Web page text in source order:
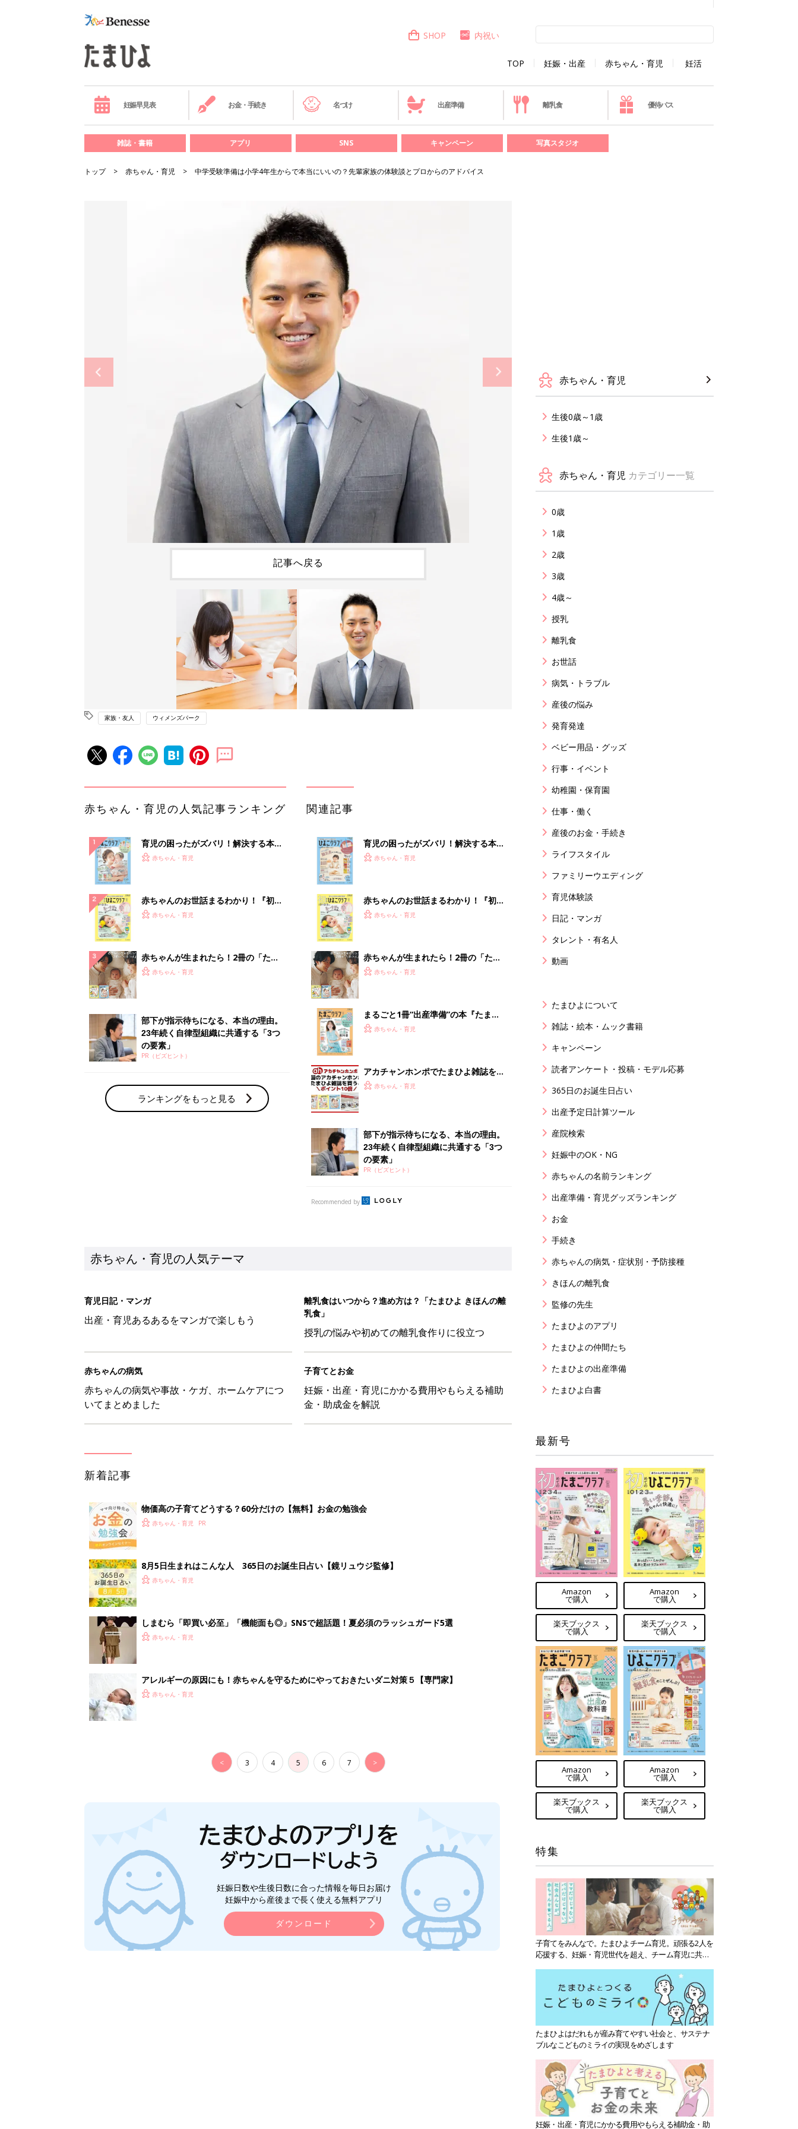
TOP 妊娠・出産 赤ちゃん・育児 妊活
SHOP 内祝い
妊娠早見表 お金・手続き 名づけ 出産準備 離乳食 優待パス
雑誌・書籍 アプリ SNS キャンペーン 写真スタジオ
トップ 赤ちゃん・育児 中学受験準備は小学4年生からで本当にいいの？先輩家族の体験談とプロからのアドバイス
記事へ戻る
家族・友人 ウィメンズパーク
赤ちゃん・育児の人気記事ランキング
育児の困ったがズバリ！解決する本
『ひよこクラブ 夏号』 4カ月～2才
赤ちゃん・育児
赤ちゃんのお世話まるわかり！『初め
てのひよこクラブ 夏号』〈巻頭大特
赤ちゃん・育児
赤ちゃんが生まれたら！2冊の「たま
ひよ」
赤ちゃん・育児
部下が指示待ちになる、本当の理由。
23年続く自律型組織に共通する「3つ
の要素」
PR（ビズヒント）
ランキングをもっと見る
関連記事
育児の困ったがズバリ！解決する本
『ひよこクラブ 秋号』 4カ月～2才
赤ちゃん・育児
赤ちゃんのお世話まるわかり！『初め
てのひよこクラブ 夏号』〈巻頭大特
赤ちゃん・育児
赤ちゃんが生まれたら！2冊の「たま
ひよ」
赤ちゃん・育児
まるごと1冊“出産準備”の本『たまご
クラブ 夏号』〈スペシャル大特集〉
赤ちゃん・育児
アカチャンホンポでたまひよ雑誌を買
うとポイント10倍【期間限定】
赤ちゃん・育児
部下が指示待ちになる、本当の理由。
23年続く自律型組織に共通する「3つ
の要素」
PR（ビズヒント）
Recommended by
赤ちゃん・育児の人気テーマ
育児日記・マンガ
出産・育児あるあるをマンガで楽しもう
離乳食はいつから？進め方は？「たまひよ きほんの離
乳食」
授乳の悩みや初めての離乳食作りに役立つ
赤ちゃんの病気
赤ちゃんの病気や事故・ケガ、ホームケアにつ
いてまとめました
子育てとお金
妊娠・出産・育児にかかる費用やもらえる補助
金・助成金を解説
新着記事
物価高の子育てどうする？60分だけの【無料】お金の勉強会
赤ちゃん・育児
8月5日生まれはこんな人 365日のお誕生日占い【鏡リュウジ監修】
赤ちゃん・育児
しまむら「即買い必至」「機能面も◎」SNSで超話題！夏必須のラッシュガード5選
赤ちゃん・育児
アレルギーの原因にも！赤ちゃんを守るためにやっておきたいダニ対策５【専門家】
赤ちゃん・育児
< 3 4 5 6 7 >
妊娠日数や生後日数に合った情報を毎日お届け
妊娠中から産後まで長く使える無料アプリ
ダウンロード
赤ちゃん・育児
生後0歳～1歳
生後1歳～
赤ちゃん・育児 カテゴリー一覧
0歳
1歳
2歳
3歳
4歳～
授乳
離乳食
お世話
病気・トラブル
産後の悩み
発育発達
ベビー用品・グッズ
行事・イベント
幼稚園・保育園
仕事・働く
産後のお金・手続き
ライフスタイル
ファミリーウエディング
育児体験談
日記・マンガ
タレント・有名人
動画
たまひよについて
雑誌・絵本・ムック書籍
キャンペーン
読者アンケート・投稿・モデル応募
365日のお誕生日占い
出産予定日計算ツール
産院検索
妊娠中のOK・NG
赤ちゃんの名前ランキング
出産準備・育児グッズランキング
お金
手続き
赤ちゃんの病気・症状別・予防接種
きほんの離乳食
監修の先生
たまひよのアプリ
たまひよの仲間たち
たまひよの出産準備
たまひよ白書
最新号
Amazon
で購入
楽天ブックス
で購入
Amazon
で購入
楽天ブックス
で購入
Amazon
で購入
楽天ブックス
で購入
Amazon
で購入
楽天ブックス
で購入
特集
子育てをみんなで。たまひよチーム育児。頑張る2人を
応援する、妊娠・育児世代を超え、チーム育児に共感
たまひよはだれもが産み育てやすい社会と、サステナ
ブルなこどものミライの実現をめざします
妊娠・出産・育児にかかる費用やもらえる補助金・助